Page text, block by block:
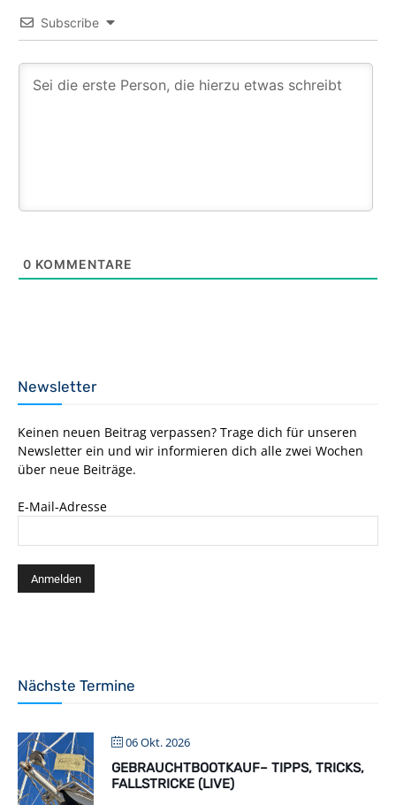
Subscribe
0 KOMMENTARE
Newsletter
Keinen neuen Beitrag verpassen? Trage dich für unseren
Newsletter ein und wir informieren dich alle zwei Wochen
über neue Beiträge.
E-Mail-Adresse
Nächste Termine
06 Okt. 2026
GEBRAUCHTBOOTKAUF– TIPPS, TRICKS,
FALLSTRICKE (LIVE)